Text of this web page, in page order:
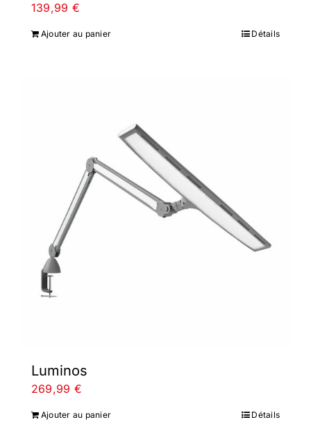
139,99 €
Ajouter au panier Détails
Luminos
269,99 €
Ajouter au panier Détails